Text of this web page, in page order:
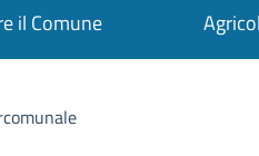
il Comune